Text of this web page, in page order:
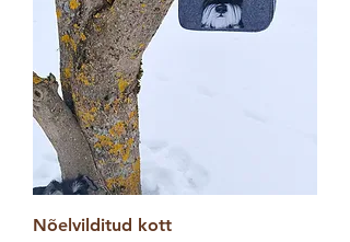
Nõelvilditud kott